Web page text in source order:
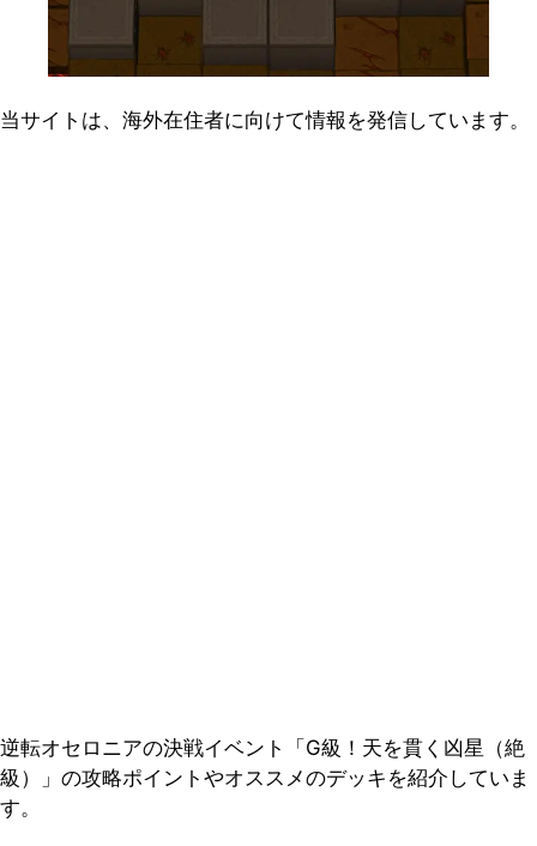
当サイトは、海外在住者に向けて情報を発信しています。
逆転オセロニアの決戦イベント「G級！天を貫く凶星（絶
級）」の攻略ポイントやオススメのデッキを紹介していま
す。